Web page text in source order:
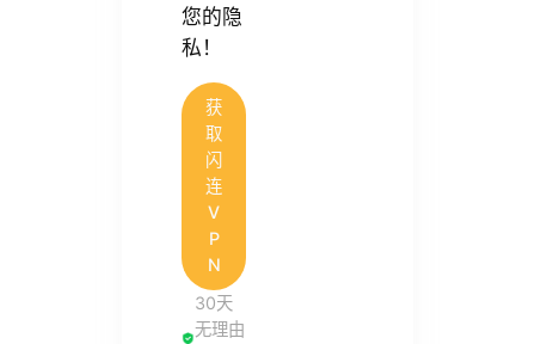
您的隐
私！
获
取
闪
连
V
P
N
30天
无理由